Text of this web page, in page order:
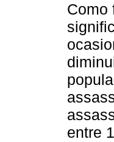
Como
entre